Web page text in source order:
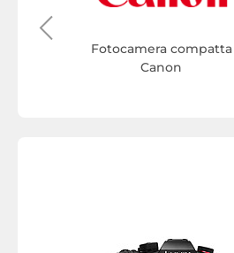
Fotocamera compatta
Canon